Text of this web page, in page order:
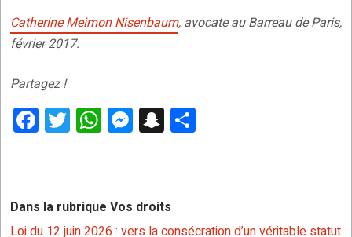
Catherine Meimon Nisenbaum, avocate au Barreau de Paris,
février 2017.
Partagez !
F
a
b
o
T
wi
er
W
h
s
A
M
es
n
g
S
n
p
c er
Dans la rubrique Vos droits
Loi du 12 juin 2026 : vers la consécration d’un véritable statut